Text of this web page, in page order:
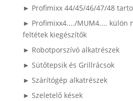
► Profimixx 44/45/46/47/48
► Profimixx4..../MUM4.... külön
feltétek kiegészítők
► Robotporszívó alkatrészek
► Sütőtepsik és Grillrácsok
► Szárítógép alkatrészek
► Szeletelő kések